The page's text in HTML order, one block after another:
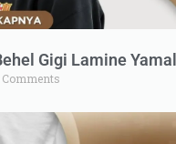
Gigi Lamine Yamal
Comments